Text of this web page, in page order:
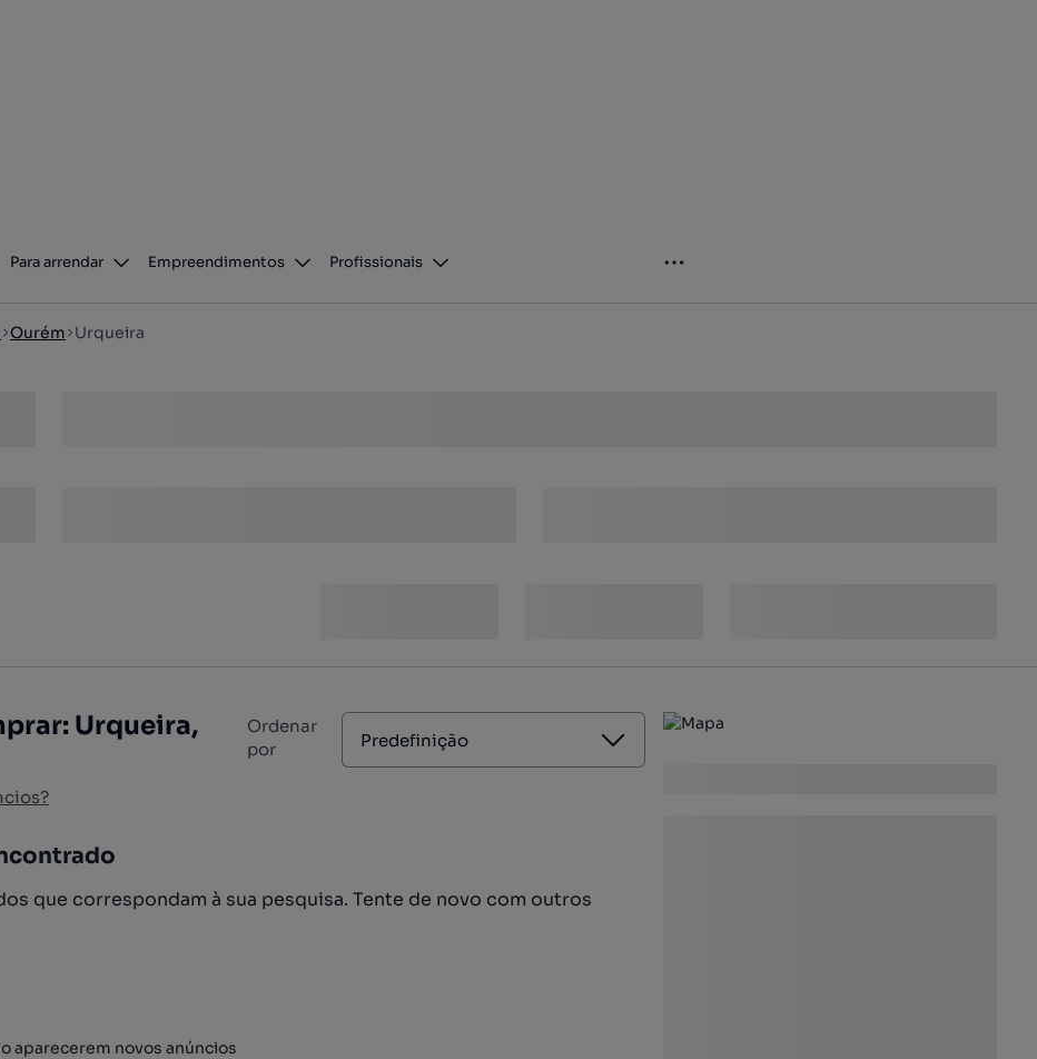
Para arrendar Empreendimentos Profissionais
Ourém Urqueira
Urqueira,
Ordenar
por
Predefinição
que correspondam à sua pesquisa. Tente de novo com outros
aparecerem novos anúncios